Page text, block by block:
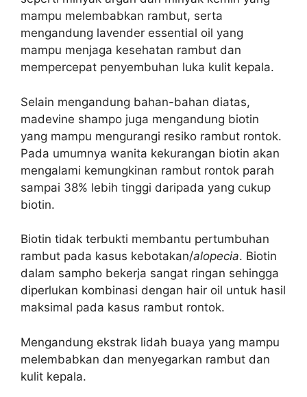
mampu melembabkan rambut, serta
mengandung lavender essential oil yang
mampu menjaga kesehatan rambut dan
mempercepat penyembuhan luka kulit kepala.
Selain mengandung bahan-bahan diatas,
madevine shampo juga mengandung biotin
yang mampu mengurangi resiko rambut rontok.
Pada umumnya wanita kekurangan biotin akan
mengalami kemungkinan rambut rontok parah
sampai 38% lebih tinggi daripada yang cukup
biotin.
Biotin tidak terbukti membantu pertumbuhan
rambut pada kasus kebotakan/alopecia. Biotin
dalam sampho bekerja sangat ringan sehingga
diperlukan kombinasi dengan hair oil untuk hasil
maksimal pada kasus rambut rontok.
Mengandung ekstrak lidah buaya yang mampu
melembabkan dan menyegarkan rambut dan
kulit kepala.